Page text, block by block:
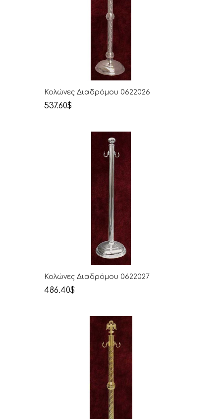
Κολώνες Διαδρόμου 0622026
537.60$
Κολώνες Διαδρόμου 0622027
486.40$